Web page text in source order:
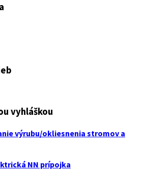
vyhláškou
výrubu/okliesnenia stromov a
NN prípojka